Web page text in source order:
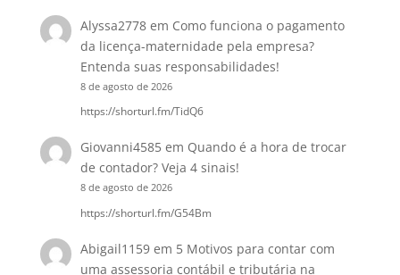
Alyssa2778 em Como funciona o pagamento
da licença-maternidade pela empresa?
Entenda suas responsabilidades!
8 de agosto de 2026
https://shorturl.fm/TidQ6
Giovanni4585 em Quando é a hora de trocar
de contador? Veja 4 sinais!
8 de agosto de 2026
https://shorturl.fm/G54Bm
Abigail1159 em 5 Motivos para contar com
uma assessoria contábil e tributária na